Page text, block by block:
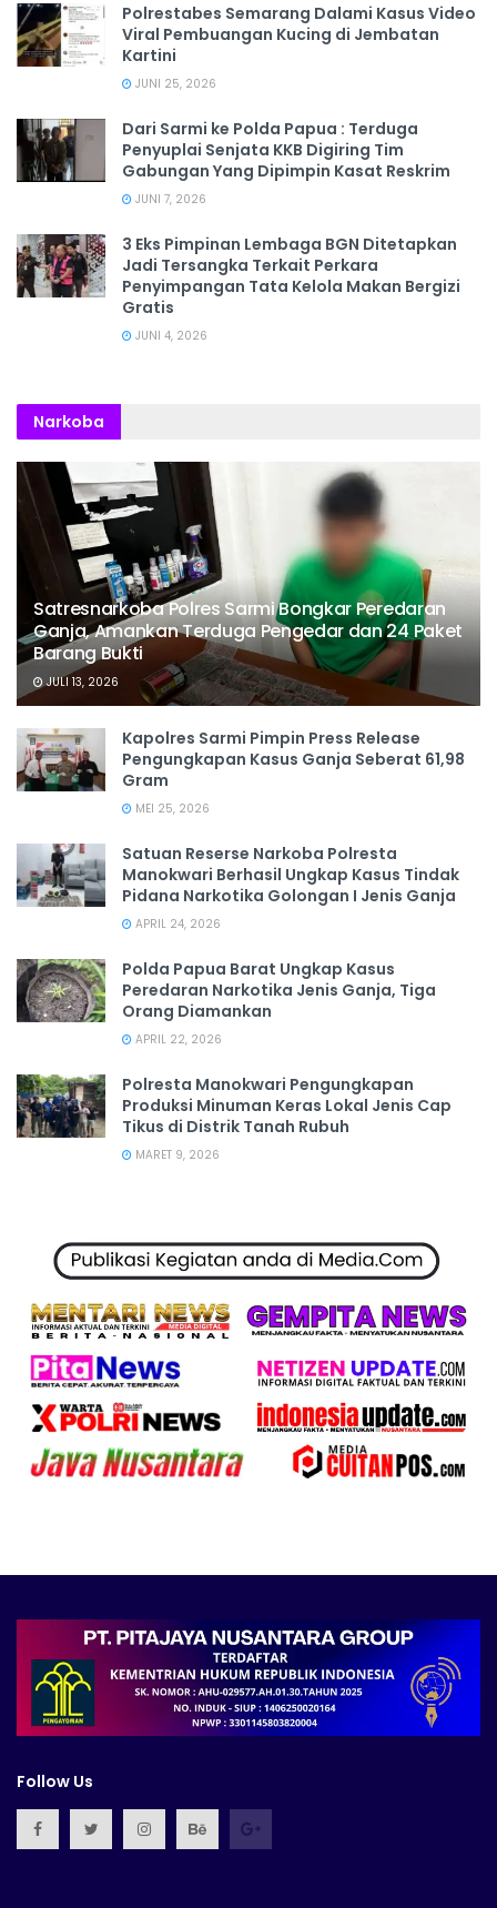
Polrestabes Semarang Dalami Kasus Video
Viral Pembuangan Kucing di Jembatan
Kartini
JUNI 25, 2026
Dari Sarmi ke Polda Papua : Terduga
Penyuplai Senjata KKB Digiring Tim
Gabungan Yang Dipimpin Kasat Reskrim
JUNI 7, 2026
3 Eks Pimpinan Lembaga BGN Ditetapkan
Jadi Tersangka Terkait Perkara
Penyimpangan Tata Kelola Makan Bergizi
Gratis
JUNI 4, 2026
Narkoba
Satresnarkoba Polres Sarmi Bongkar Peredaran
Ganja, Amankan Terduga Pengedar dan 24 Paket
Barang Bukti
JULI 13, 2026
Kapolres Sarmi Pimpin Press Release
Pengungkapan Kasus Ganja Seberat 61,98
Gram
MEI 25, 2026
Satuan Reserse Narkoba Polresta
Manokwari Berhasil Ungkap Kasus Tindak
Pidana Narkotika Golongan I Jenis Ganja
APRIL 24, 2026
Polda Papua Barat Ungkap Kasus
Peredaran Narkotika Jenis Ganja, Tiga
Orang Diamankan
APRIL 22, 2026
Polresta Manokwari Pengungkapan
Produksi Minuman Keras Lokal Jenis Cap
Tikus di Distrik Tanah Rubuh
MARET 9, 2026
Follow Us